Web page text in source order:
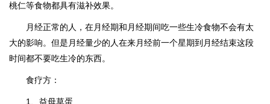
桃仁等食物都具有滋补效果。
月经正常的人，在月经期和月经期间吃一些生冷食物不会有太
大的影响。但是月经量少的人在来月经前一个星期到月经结束这段
时间都不要吃生冷的东西。
食疗方：
1、益母草蛋